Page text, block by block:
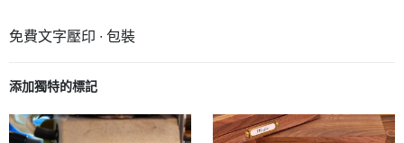
免費文字壓印 ∙ 包裝
添加獨特的標記